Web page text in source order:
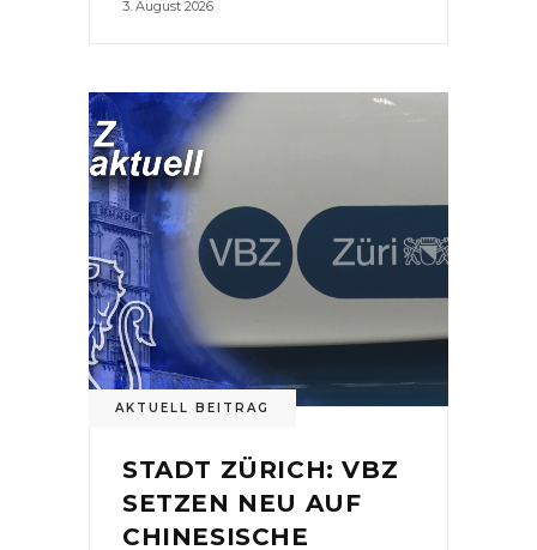
3. August 2026
AKTUELL BEITRAG
STADT ZÜRICH: VBZ
SETZEN NEU AUF
CHINESISCHE